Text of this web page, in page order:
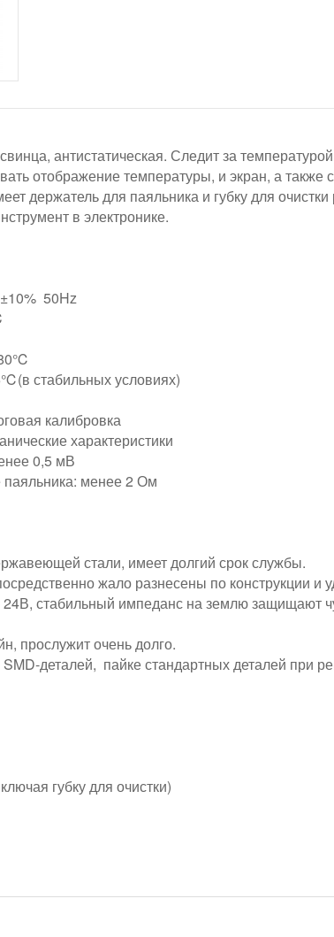
антистатическая. Следит за
отображение температуры, и экран, а также
держатель для паяльника и губку для очистки
в электронике.
50Hz
стабильных условиях)
калибровка
характеристики
0,5 мВ
паяльника: менее 2 Ом
стали, имеет долгий срок службы.
жало разнесены по конструкции и
стабильный импеданс на землю защищают
прослужит очень долго.
деталей, пайке стандартных деталей при
губку для очистки)